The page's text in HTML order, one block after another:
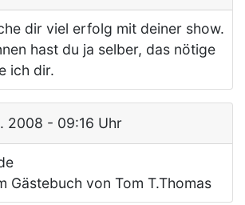
dir viel erfolg mit deiner show.
hast du ja selber, das nötige
ich dir.
2008 - 09:16 Uhr
Gästebuch von Tom T.Thomas